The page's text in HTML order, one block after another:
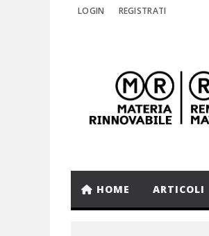
LOGIN REGISTRATI
HOME ARTICOLI